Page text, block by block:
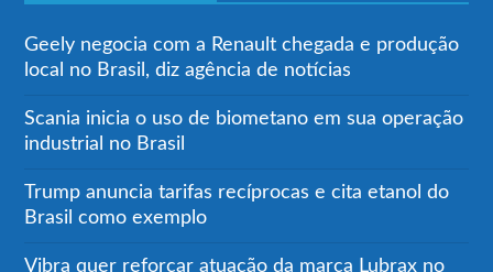
Geely negocia com a Renault chegada e produção
local no Brasil, diz agência de notícias
Scania inicia o uso de biometano em sua operação
industrial no Brasil
Trump anuncia tarifas recíprocas e cita etanol do
Brasil como exemplo
Vibra quer reforçar atuação da marca Lubrax no